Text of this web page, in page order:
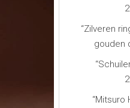
“Zilveren
gouden
“Mitsuro